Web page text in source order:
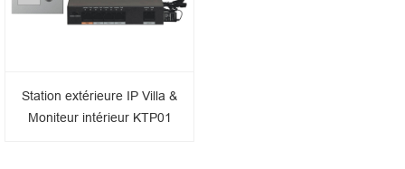
Station extérieure IP Villa &
Moniteur intérieur KTP01